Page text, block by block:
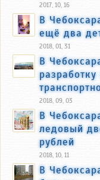
2017, 10, 16
В
ещё два
2018, 01, 31
В
разработку
2018, 09, 03
В
ледовый
рублей
2018, 10, 11
В